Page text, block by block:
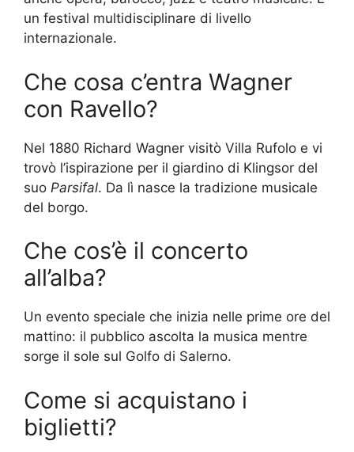
un festival multidisciplinare di livello
internazionale.
Che cosa c’entra Wagner
con Ravello?
Nel 1880 Richard Wagner visitò Villa Rufolo e vi
trovò l’ispirazione per il giardino di Klingsor del
suo Parsifal. Da lì nasce la tradizione musicale
del borgo.
Che cos’è il concerto
all’alba?
Un evento speciale che inizia nelle prime ore del
mattino: il pubblico ascolta la musica mentre
sorge il sole sul Golfo di Salerno.
Come si acquistano i
biglietti?